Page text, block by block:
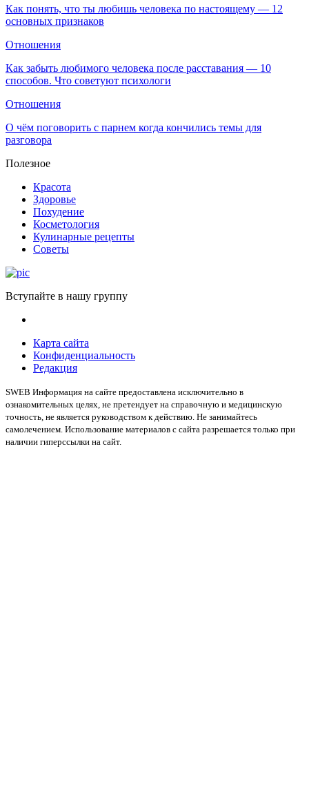
Как понять, что ты любишь человека по настоящему — 12
основных признаков
Отношения
Как забыть любимого человека после расставания — 10
способов. Что советуют психологи
Отношения
О чём поговорить с парнем когда кончились темы для
разговора
Полезное
Красота
Здоровье
Похудение
Косметология
Кулинарные рецепты
Советы
Вступайте в нашу группу
Карта сайта
Конфиденциальность
Редакция
SWEB Информация на сайте предоставлена исключительно в
ознакомительных целях, не претендует на справочную и медицинскую
точность, не является руководством к действию. Не занимайтесь
самолечением. Использование материалов с сайта разрешается только при
наличии гиперссылки на сайт.